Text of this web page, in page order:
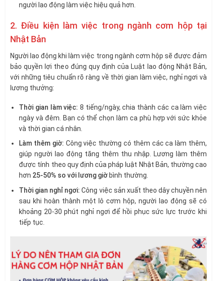
người lao động làm việc hiệu quả hơn.
2. Điều kiện làm việc trong ngành cơm hộp tại
Nhật Bản
Người lao động khi làm việc trong ngành cơm hộp sẽ được đảm
bảo quyền lợi theo đúng quy định của Luật lao động Nhật Bản,
với những tiêu chuẩn rõ ràng về thời gian làm việc, nghỉ ngơi và
lương thưởng:
Thời gian làm việc: 8 tiếng/ngày, chia thành các ca làm việc
ngày và đêm. Bạn có thể chọn làm ca phù hợp với sức khỏe
và thời gian cá nhân.
Làm thêm giờ: Công việc thường có thêm các ca làm thêm,
giúp người lao động tăng thêm thu nhập. Lương làm thêm
được tính theo quy định của pháp luật Nhật Bản, thường cao
hơn 25-50% so với lương giờ bình thường.
Thời gian nghỉ ngơi: Công việc sản xuất theo dây chuyền nên
sau khi hoàn thành một lô cơm hộp, người lao động sẽ có
khoảng 20-30 phút nghỉ ngơi để hồi phục sức lực trước khi
tiếp tục.